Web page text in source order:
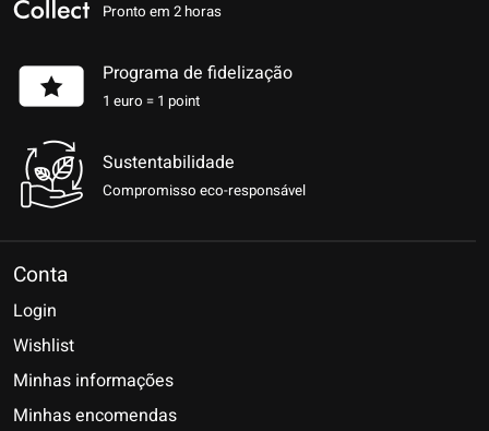
Pronto em 2 horas
Programa de fidelização
1 euro = 1 point
Sustentabilidade
Compromisso eco-responsável
Conta
Login
Wishlist
Minhas informações
Minhas encomendas